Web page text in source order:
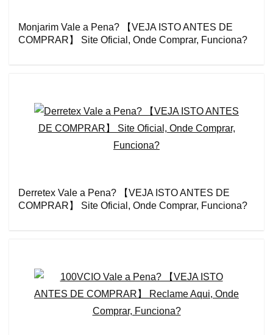
Monjarim Vale a Pena? 【VEJA ISTO ANTES DE
COMPRAR】 Site Oficial, Onde Comprar, Funciona?
Derretex Vale a Pena? 【VEJA ISTO ANTES DE
COMPRAR】 Site Oficial, Onde Comprar, Funciona?